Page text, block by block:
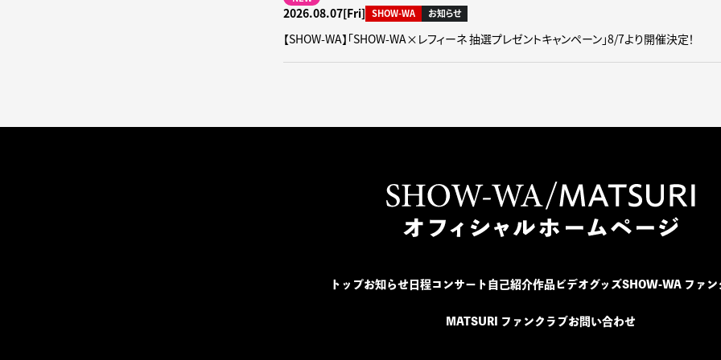
2026.08.07[Fri] SHOW-WA お知らせ
【SHOW-WA】「SHOW-WA×レフィーネ 抽選プレゼントキャンペーン」8/7より開催決定！
トップお知らせ 日程コンサート 自己紹介作品ビデオグッズSHOW-WA ファン
MATSURI ファンクラブお問い合わせ